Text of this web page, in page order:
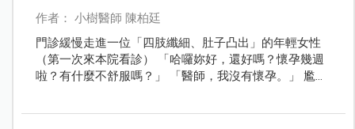
作者： 小樹醫師 陳柏廷
門診緩慢走進一位「四肢纖細、肚子凸出」的年輕女性
（第一次來本院看診） 「哈囉妳好，還好嗎？懷孕幾週
啦？有什麼不舒服嗎？」 「醫師，我沒有懷孕。」 尷